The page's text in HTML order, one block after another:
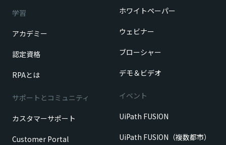
学習
アカデミー
認定資格
RPAとは
サポートとコミュニティ
カスタマーサポート
Customer Portal
ホワイトペーパー
ウェビナー
ブローシャー
デモ＆ビデオ
イベント
UiPath FUSION
UiPath FUSION（複数都市）